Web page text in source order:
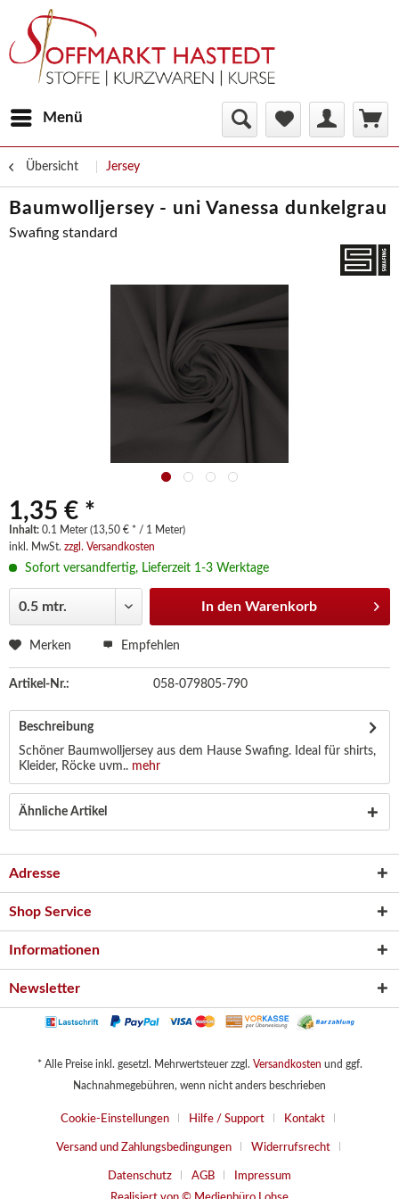
Menü
Übersicht Jersey
Baumwolljersey - uni Vanessa dunkelgrau
Swafing standard
1,35 € *
Inhalt: 0.1 Meter (13,50 € * / 1 Meter)
inkl. MwSt. zzgl. Versandkosten
Sofort versandfertig, Lieferzeit 1-3 Werktage
In den Warenkorb
Merken Empfehlen
Artikel-Nr.: 058-079805-790
Beschreibung
Schöner Baumwolljersey aus dem Hause Swafing. Ideal für shirts,
Kleider, Röcke uvm.. mehr
Ähnliche Artikel
Adresse
Shop Service
Informationen
Newsletter
* Alle Preise inkl. gesetzl. Mehrwertsteuer zzgl. Versandkosten und ggf.
Nachnahmegebühren, wenn nicht anders beschrieben
Cookie-Einstellungen Hilfe / Support Kontakt
Versand und Zahlungsbedingungen Widerrufsrecht
Datenschutz AGB
Impressum